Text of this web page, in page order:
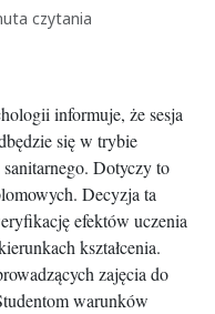
czytania
link
informuje, że sesja
się w trybie
Dotyczy to
Decyzja ta
efektów uczenia
kształcenia.
zajęcia do
warunków